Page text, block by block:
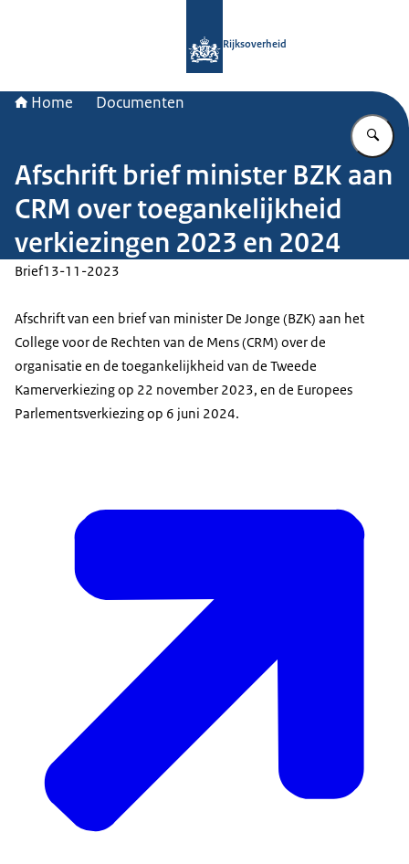
Rijksoverheid
Home Documenten
Afschrift brief minister BZK aan
CRM over toegankelijkheid
verkiezingen 2023 en 2024
Brief13-11-2023
Afschrift van een brief van minister De Jonge (BZK) aan het
College voor de Rechten van de Mens (CRM) over de
organisatie en de toegankelijkheid van de Tweede
Kamerverkiezing op 22 november 2023, en de Europees
Parlementsverkiezing op 6 juni 2024.